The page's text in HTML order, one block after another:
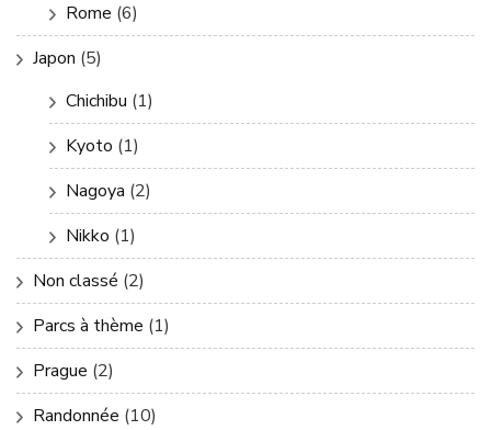
Rome (6)
Japon (5)
Chichibu (1)
Kyoto (1)
Nagoya (2)
Nikko (1)
Non classé (2)
Parcs à thème (1)
Prague (2)
Randonnée (10)